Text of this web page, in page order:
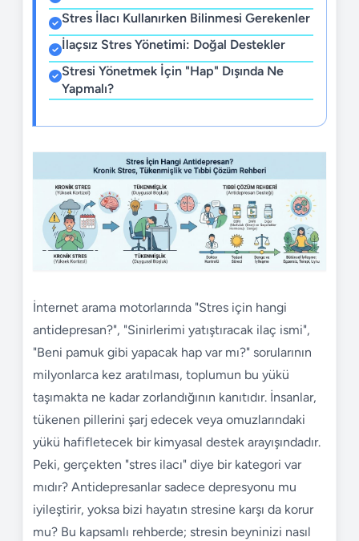
Stres İlacı Kullanırken Bilinmesi Gerekenler
İlaçsız Stres Yönetimi: Doğal Destekler
Stresi Yönetmek İçin "Hap" Dışında Ne
Yapmalı?
İnternet arama motorlarında "Stres için hangi
antidepresan?", "Sinirlerimi yatıştıracak ilaç ismi",
"Beni pamuk gibi yapacak hap var mı?" sorularının
milyonlarca kez aratılması, toplumun bu yükü
taşımakta ne kadar zorlandığının kanıtıdır. İnsanlar,
tükenen pillerini şarj edecek veya omuzlarındaki
yükü hafifletecek bir kimyasal destek arayışındadır.
Peki, gerçekten "stres ilacı" diye bir kategori var
mıdır? Antidepresanlar sadece depresyonu mu
iyileştirir, yoksa bizi hayatın stresine karşı da korur
mu? Bu kapsamlı rehberde; stresin beyninizi nasıl